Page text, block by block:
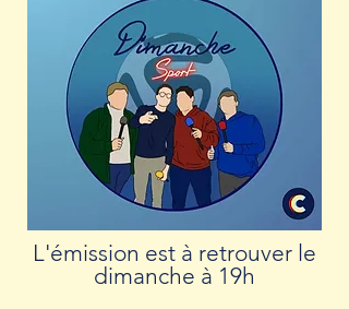
L'émission est à retrouver le
dimanche à 19h